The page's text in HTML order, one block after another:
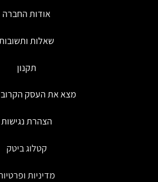
אודות החברה
שאלות ותשובות
מצא את העסק הקרוב לביתך
הצהרת נגישות
קטלוג ביטק
מדיניות ופרטיות